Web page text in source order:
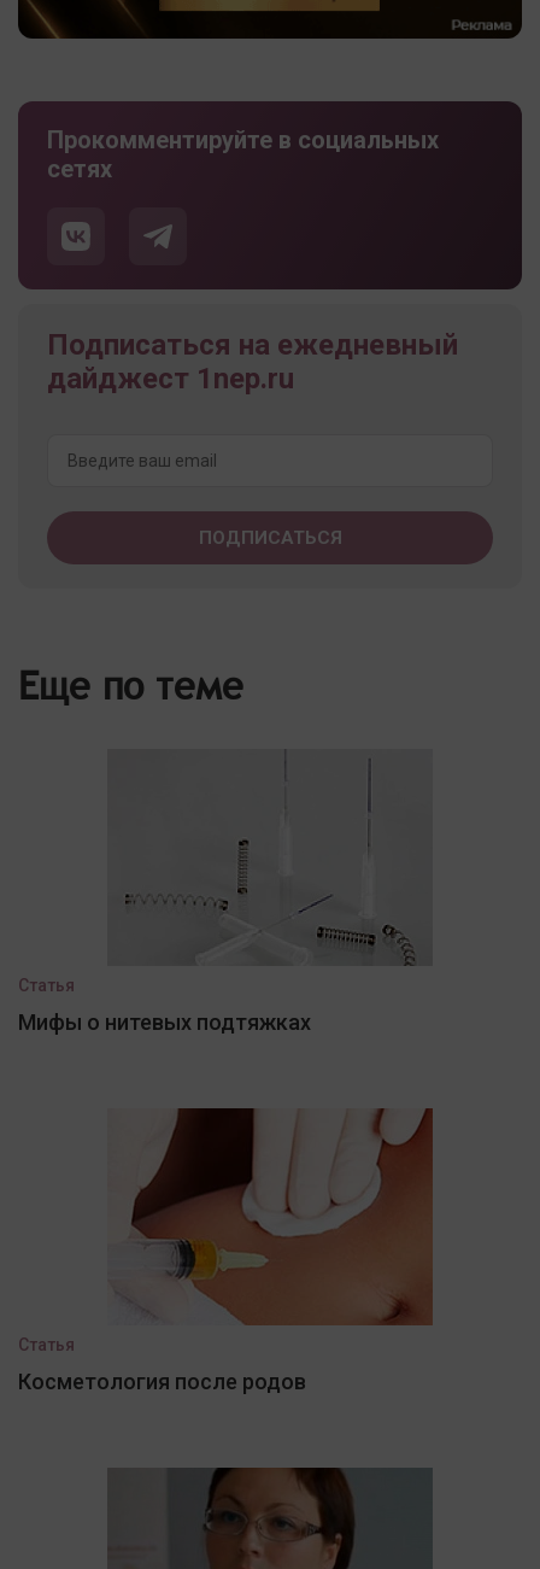
Прокомментируйте в социальных
сетях
Подписаться на ежедневный
дайджест 1nep.ru
Еще по теме
Статья
Мифы о нитевых подтяжках
Статья
Косметология после родов